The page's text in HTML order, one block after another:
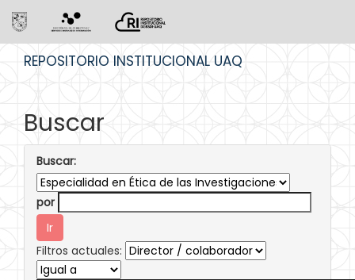
REPOSITORIO INSTITUCIONAL UAQ
Buscar
Buscar:
por
Filtros actuales: